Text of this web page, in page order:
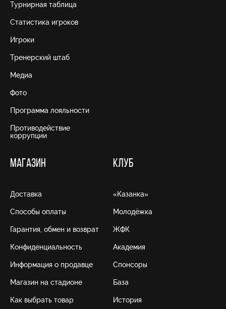
Турнирная таблица
Статистика игроков
Игроки
Тренерский штаб
Медиа
Фото
Программа лояльности
Противодействие
коррупции
МАГАЗИН
Доставка
Способы оплаты
Гарантия, обмен и возврат
Конфиденциальность
Информация о продавце
Магазин на стадионе
Как выбрать товар
КЛУБ
«Казанка»
Молодёжка
ЖФК
Академия
Спонсоры
База
История